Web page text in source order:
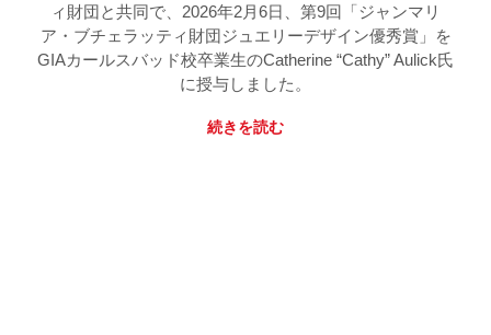
ィ財団と共同で、2026年2月6日、第9回「ジャンマリ
ア・ブチェラッティ財団ジュエリーデザイン優秀賞」を
GIAカールスバッド校卒業生のCatherine “Cathy” Aulick氏
に授与しました。
続きを読む